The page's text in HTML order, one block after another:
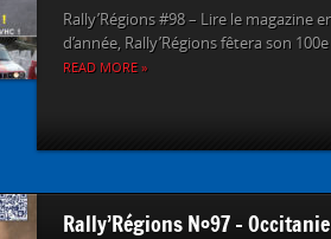
Rally’Régions #98 – Lire le magazine
d’année, Rally’Régions fêtera son
READ MORE »
Rally’Régions N°97 – Occitanie